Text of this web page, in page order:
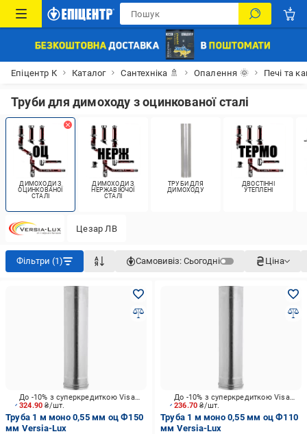
Епіцентр К Каталог Сантехніка 🚿 Опалення 🌞 Печі та
Труби для димоходу з оцинкованої сталі
ДИМОХОДИ З
ОЦИНКОВАНОЇ
СТАЛІ
ДИМОХОДИ З
НЕРЖАВІЮЧОЇ
СТАЛІ
ТРУБИ ДЛЯ
ДИМОХОДУ
ДВОСТІННІ
УТЕПЛЕНІ
Цезар ЛВ
Фільтри (1) Самовивіз: Сьогодні Ціна
324.90₴/шт.
До -10% з суперкредиткою Visa Вигода
Труба 1 м моно 0,55 мм оц Ф150
мм Versia-Lux
236.70₴/шт.
До -10% з суперкредиткою Visa Вигода
Труба 1 м моно 0,55 мм оц Ф110
мм Versia-Lux